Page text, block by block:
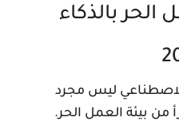
بالذكاء
الاصطناعي ليس مجرد
بيئة العمل الحر.